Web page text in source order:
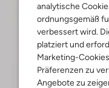
analytische
ordnungsgemäß
verbessert wird.
platziert und
Marketing-
Präferenzen zu
Angebote zu